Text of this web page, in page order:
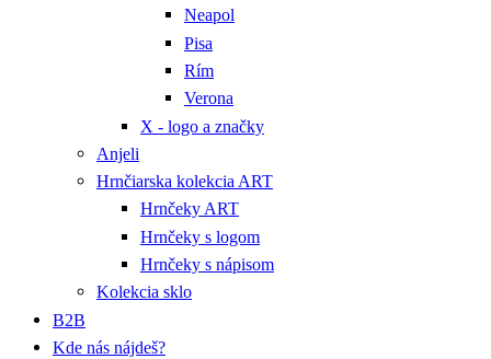
Neapol
Pisa
Rím
Verona
X - logo a značky
Anjeli
Hrnčiarska kolekcia ART
Hrnčeky ART
Hrnčeky s logom
Hrnčeky s nápisom
Kolekcia sklo
B2B
Kde nás nájdeš?